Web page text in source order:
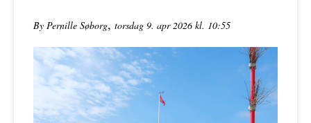
By Pernille Søborg, torsdag 9. apr 2026 kl. 10:55